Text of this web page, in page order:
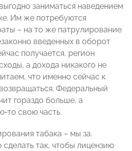
заниматься наведением
Им же потребуются
– на то же патрулирование
введенных в оборот
получается, регион
а дохода никакого не
что именно сейчас к
Федеральный
гораздо больше, а
то свою часть.
табака – мы за.
так, чтобы лицензию